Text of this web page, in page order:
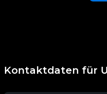
Kontaktdaten für